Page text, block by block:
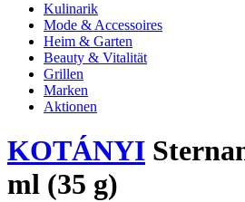
Kulinarik
Mode & Accessoires
Heim & Garten
Beauty & Vitalität
Grillen
Marken
Aktionen
KOTÁNYI
ml (35 g)